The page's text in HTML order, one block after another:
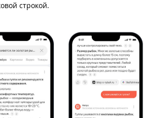
строкой.